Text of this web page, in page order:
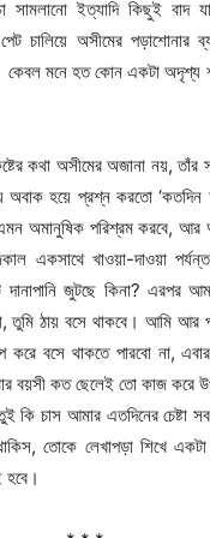
সামলানো ইত্যাদি কিছুই বাদ
চালিয়ে অসীমের পড়াশোনার
মনে হত কোন একটা অদৃশ্য
কথা অসীমের অজানা নয়, তাঁর
অবাক হয়ে প্রশ্ন করতো
এমন অমানুষিক পরিশ্রম করবে,
একসাথে খাওয়া-দাওয়া
দানাপানি জুটছে কিনা? এরপর
ঠায় বসে থাকবে। আমি আর
করে বসে থাকতে পারবো না,
বয়সী কত ছেলেই তো কাজ করে
কি চাস আমার এতদিনের চেষ্টা
তোকে লেখাপড়া শিখে
হবে।